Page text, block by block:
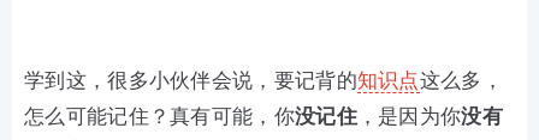
学到这，很多小伙伴会说，要记背的知识点这么多，
怎么可能记住？真有可能，你没记住，是因为你没有